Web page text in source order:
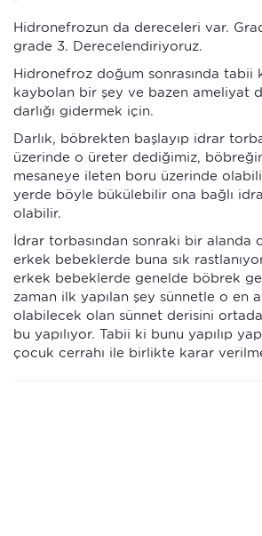
Hidronefrozun da dereceleri var.
grade 3. Derecelendiriyoruz.
Hidronefroz doğum sonrasında tabii
kaybolan bir şey ve bazen ameliyat
darlığı gidermek için.
Darlık, böbrekten başlayıp idrar
üzerinde o üreter dediğimiz,
mesaneye ileten boru üzerinde
yerde böyle bükülebilir ona bağlı
olabilir.
İdrar torbasından sonraki bir alanda
erkek bebeklerde buna sık
erkek bebeklerde genelde böbrek
zaman ilk yapılan şey sünnetle o en
olabilecek olan sünnet derisini
bu yapılıyor. Tabii ki bunu yapılıp
çocuk cerrahı ile birlikte karar